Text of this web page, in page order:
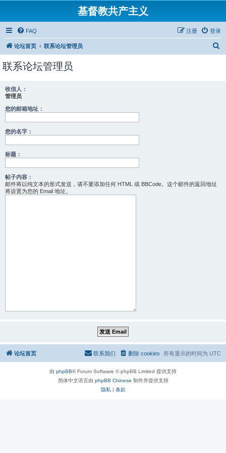
基督教共产主义
FAQ 登录
注册
论坛首页 联系论坛管理员
联系论坛管理员
收信人：
管理员
您的邮箱地址：
您的名字：
标题：
帖子内容：
邮件将以纯文本的形式发送，请不要添加任何 HTML 或 BBCode。这个邮件的返回地址
将设置为您的 Email 地址。
论坛首页 所有显示的时间为 UTC
删除 cookies
联系我们
由 phpBB® Forum Software © phpBB Limited 提供支持
简体中文语言由 phpBB Chinese 制作并提供支持
隐私 | 条款